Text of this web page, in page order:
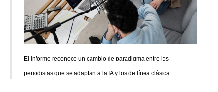
El informe reconoce un cambio de paradigma entre los
periodistas que se adaptan a la IA y los de línea clásica